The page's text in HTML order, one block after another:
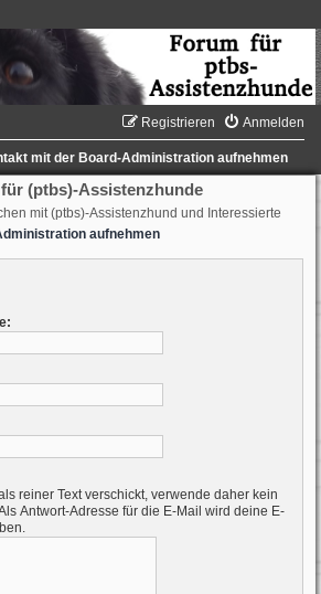
Anmelden
Registrieren
mit der Board-Administration aufnehmen
(ptbs)-Assistenzhunde
mit (ptbs)-Assistenzhund und Interessierte
aufnehmen
reiner Text verschickt, verwende daher kein
Antwort-Adresse für die E-Mail wird deine E-